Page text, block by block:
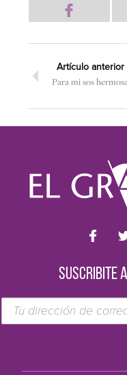
Artículo anterior
Para mi sos
SUSCRIBITE